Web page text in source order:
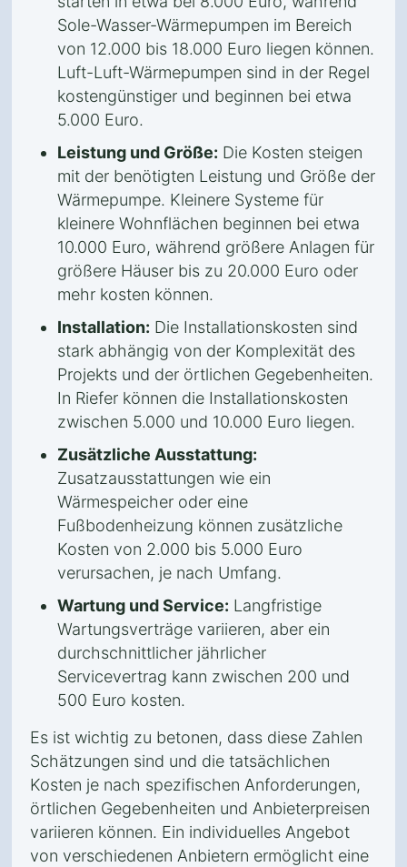
Sole-Wasser-Wärmepumpen im Bereich
von 12.000 bis 18.000 Euro liegen können.
Luft-Luft-Wärmepumpen sind in der Regel
kostengünstiger und beginnen bei etwa
5.000 Euro.
Leistung und Größe: Die Kosten steigen
mit der benötigten Leistung und Größe der
Wärmepumpe. Kleinere Systeme für
kleinere Wohnflächen beginnen bei etwa
10.000 Euro, während größere Anlagen für
größere Häuser bis zu 20.000 Euro oder
mehr kosten können.
Installation: Die Installationskosten sind
stark abhängig von der Komplexität des
Projekts und der örtlichen Gegebenheiten.
In Riefer können die Installationskosten
zwischen 5.000 und 10.000 Euro liegen.
Zusätzliche Ausstattung:
Zusatzausstattungen wie ein
Wärmespeicher oder eine
Fußbodenheizung können zusätzliche
Kosten von 2.000 bis 5.000 Euro
verursachen, je nach Umfang.
Wartung und Service: Langfristige
Wartungsverträge variieren, aber ein
durchschnittlicher jährlicher
Servicevertrag kann zwischen 200 und
500 Euro kosten.
Es ist wichtig zu betonen, dass diese Zahlen
Schätzungen sind und die tatsächlichen
Kosten je nach spezifischen Anforderungen,
örtlichen Gegebenheiten und Anbieterpreisen
variieren können. Ein individuelles Angebot
von verschiedenen Anbietern ermöglicht eine